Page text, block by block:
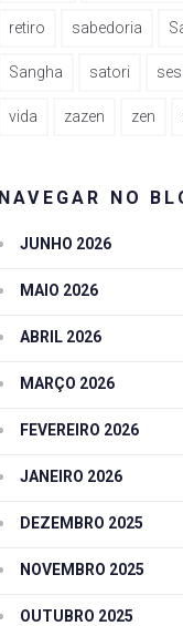
retiro sabedoria
Sangha satori
vida zazen zen
NAVEGAR NO
JUNHO 2026
MAIO 2026
ABRIL 2026
MARÇO 2026
FEVEREIRO 2026
JANEIRO 2026
DEZEMBRO 2025
NOVEMBRO 2025
OUTUBRO 2025